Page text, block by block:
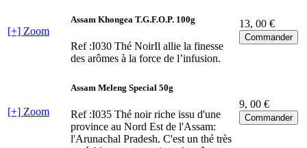
[+] Zoom
Assam Khongea T.G.F.O.P. 100g
Ref :I030 Thé NoirIl allie la finesse
des arômes à la force de l’infusion.
13, 00 €
[+] Zoom
Assam Meleng Special 50g
Ref :I035 Thé noir riche issu d'une
province au Nord Est de l'Assam:
l'Arunachal Pradesh. C'est un thé très
9, 00 €